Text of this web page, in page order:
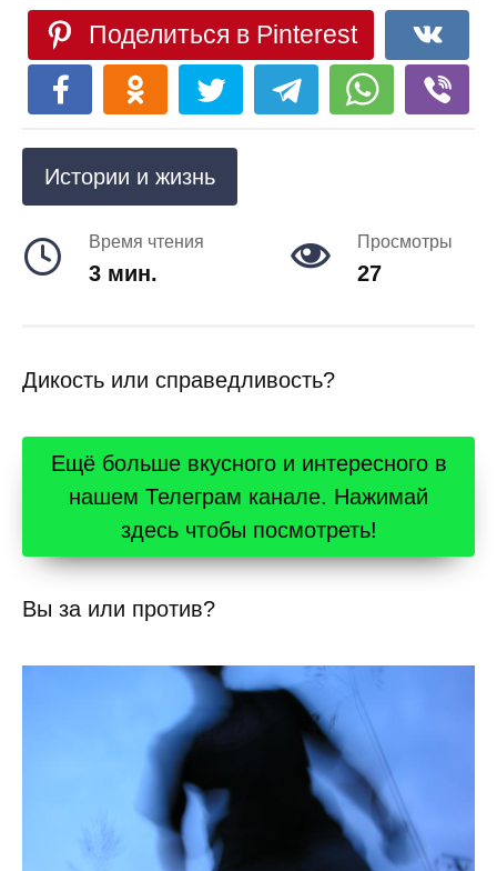
Поделиться в Pinterest
Истории и жизнь
Время чтения
3 мин.
Просмотры
27
Дикость или справедливость?
Ещё больше вкусного и интересного в
нашем Телеграм канале. Нажимай
здесь чтобы посмотреть!
Вы за или против?